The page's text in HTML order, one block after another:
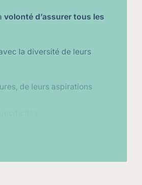
volonté d’assurer tous les
avec la diversité de leurs
de leurs aspirations